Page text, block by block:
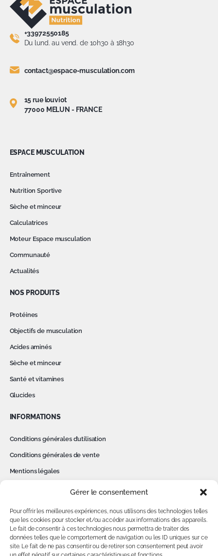
Gérer le consentement
Pour offrir les meilleures expériences, nous utilisons des technologies telles
que les cookies pour stocker et/ou accéder aux informations des appareils.
Le fait de consentir à ces technologies nous permettra de traiter des
données telles que le comportement de navigation ou les ID uniques sur ce
site. Le fait de ne pas consentir ou de retirer son consentement peut avoir
+33972550185
Du lund. au vend. de 10h30 à 18h30
contact@espace-musculation.com
15 rue louviot
77000 MELUN - FRANCE
ESPACE MUSCULATION
Entraînement
Nutrition Sportive
Sèche et minceur
Calculatrices
Moteur Espace musculation
Communauté
Actualités
NOS PRODUITS
Protéines
Objectifs de musculation
Acides aminés
Sèche et minceur
Santé et vitamines
Glucides
INFORMATIONS
Conditions générales d’utilisation
Conditions générales de vente
Mentions légales
Contact
MON COMPTE